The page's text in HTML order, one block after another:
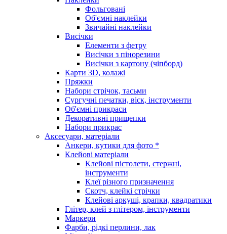
Фольговані
Об'ємні наклейки
Звичайні наклейки
Висічки
Елементи з фетру
Висічки з пінорезини
Висічки з картону (чіпборд)
Карти 3D, колажі
Пряжки
Набори стрічок, тасьми
Сургучні печатки, віск, інструменти
Об'ємні прикраси
Декоративні прищепки
Набори прикрас
Аксесуари, матеріали
Анкери, кутики для фото *
Клейові матеріали
Клейові пістолети, стержні,
інструменти
Клеї різного призначення
Скотч, клейкі стрічки
Клейові аркуші, крапки, квадратики
Глітер, клей з глітером, інструменти
Маркери
Фарби, рідкі перлини, лак